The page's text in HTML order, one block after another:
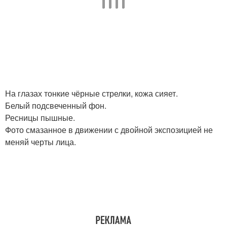
На глазах тонкие чёрные стрелки, кожа сияет.
Белый подсвеченный фон.
Ресницы пышные.
Фото смазанное в движении с двойной экспозицией не
меняй черты лица.